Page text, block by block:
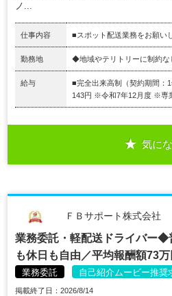
ノ...
仕事内容 ■スポット配送業務をお願い
勤務地 ◆地域やテリトリーに制約な
給与
■完全出来高制（契約期間：
143円 ※令和7年12月度 ※専
気に
ＦＢサポート株式会社
業務委託・軽配送ドライバー◆
も休日も自由／平均報酬額73
業務委託 自己紹介ムービー推奨
掲載終了日：2026/8/14